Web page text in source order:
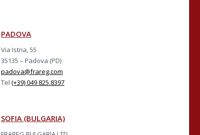
PADOVA
Via Istria, 55
35135 – Padova (PD)
padova@frareg.com
Tel (+39) 049 825.8397
SOFIA (BULGARIA)